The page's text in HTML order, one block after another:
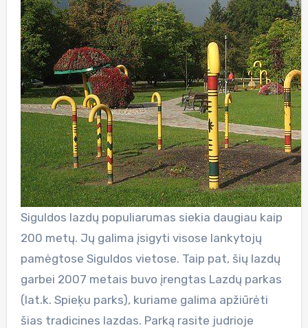
Siguldos lazdų populiarumas siekia daugiau kaip
200 metų. Jų galima įsigyti visose lankytojų
pamėgtose Siguldos vietose. Taip pat, šių lazdų
garbei 2007 metais buvo įrengtas Lazdų parkas
(lat.k. Spieķu parks), kuriame galima apžiūrėti
šias tradicines lazdas. Parką rasite judrioje